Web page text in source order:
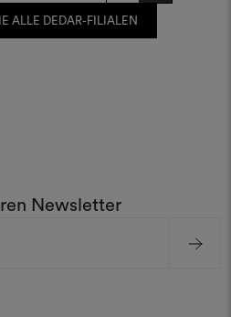
ALLE DEDAR-FILIALEN
Newsletter